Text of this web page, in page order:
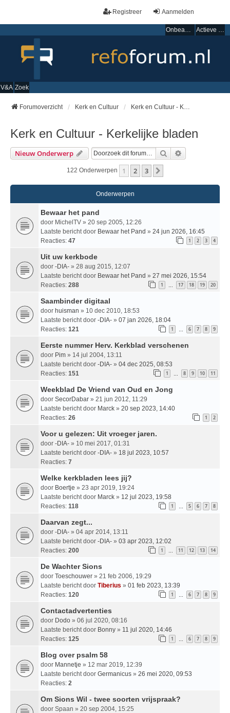
Aanmelden
Registreer
Onbeantwoorde onderwerpen Actieve onderwerpen
V&A Zoek
Forumoverzicht Kerk en Cultuur
Kerk en Cultuur - Kerkelijke bladen
Nieuw Onderwerp Zoek
122 Onderwerpen 1 2 3
Onderwerpen
Bewaar het pand
door MichelTV » 20 sep 2005, 12:26
Laatste bericht door Bewaar het Pand » 24 jun 2026, 16:45
Reacties: 47 1 2 3 4
Uit uw kerkbode
door -DIA- » 28 aug 2015, 12:07
Laatste bericht door Bewaar het Pand » 27 mei 2026, 15:54
Reacties: 288 1 … 17 18 19 20
Saambinder digitaal
door huisman » 10 dec 2010, 18:53
Laatste bericht door -DIA- » 07 jan 2026, 18:04
Reacties: 121 1 … 6 7 8 9
Eerste nummer Herv. Kerkblad verschenen
door Pim » 14 jul 2004, 13:11
Laatste bericht door -DIA- » 04 dec 2025, 08:53
Reacties: 151 1 … 8 9 10 11
Weekblad De Vriend van Oud en Jong
door SecorDabar » 21 jun 2012, 11:29
Laatste bericht door Marck » 20 sep 2023, 14:40
Reacties: 26 1 2
Voor u gelezen: Uit vroeger jaren.
door -DIA- » 10 mei 2017, 01:31
Laatste bericht door -DIA- » 18 jul 2023, 10:57
Reacties: 7
Welke kerkbladen lees jij?
door Boertje » 23 apr 2019, 19:24
Laatste bericht door Marck » 12 jul 2023, 19:58
Reacties: 118 1 … 5 6 7 8
Daarvan zegt...
door -DIA- » 04 apr 2014, 13:11
Laatste bericht door -DIA- » 03 apr 2023, 12:02
Reacties: 200 1 … 11 12 13 14
De Wachter Sions
door Toeschouwer » 21 feb 2006, 19:29
Laatste bericht door Tiberius » 01 feb 2023, 13:39
Reacties: 120 1 … 6 7 8 9
Contactadvertenties
door Dodo » 06 jul 2020, 08:16
Laatste bericht door Bonny » 11 jul 2020, 14:46
Reacties: 125 1 … 6 7 8 9
Blog over psalm 58
door Mannetje » 12 mar 2019, 12:39
Laatste bericht door Germanicus » 26 mei 2020, 09:53
Reacties: 2
Om Sions Wil - twee soorten vrijspraak?
door Spaan » 20 sep 2004, 15:25